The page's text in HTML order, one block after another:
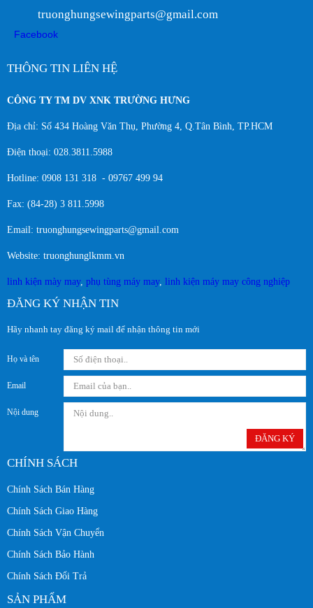
truonghungsewingparts@gmail.com
Facebook
THÔNG TIN LIÊN HỆ
CÔNG TY TM DV XNK TRƯỜNG HƯNG
Địa chỉ: Số 434 Hoàng Văn Thụ, Phường 4, Q.Tân Bình, TP.HCM
Điện thoại: 028.3811.5988
Hotline: 0908 131 318 - 09767 499 94
Fax: (84-28) 3 811.5998
Email: truonghungsewingparts@gmail.com
Website: truonghunglkmm.vn
linh kiện mày may, phụ tùng máy may, linh kiện máy may công nghiệp
ĐĂNG KÝ NHẬN TIN
Hãy nhanh tay đăng ký mail để nhận thông tin mới
Họ và tên
Email
Nội dung
ĐĂNG KÝ
CHÍNH SÁCH
Chính Sách Bán Hàng
Chính Sách Giao Hàng
Chính Sách Vận Chuyển
Chính Sách Bảo Hành
Chính Sách Đổi Trả
SẢN PHẨM